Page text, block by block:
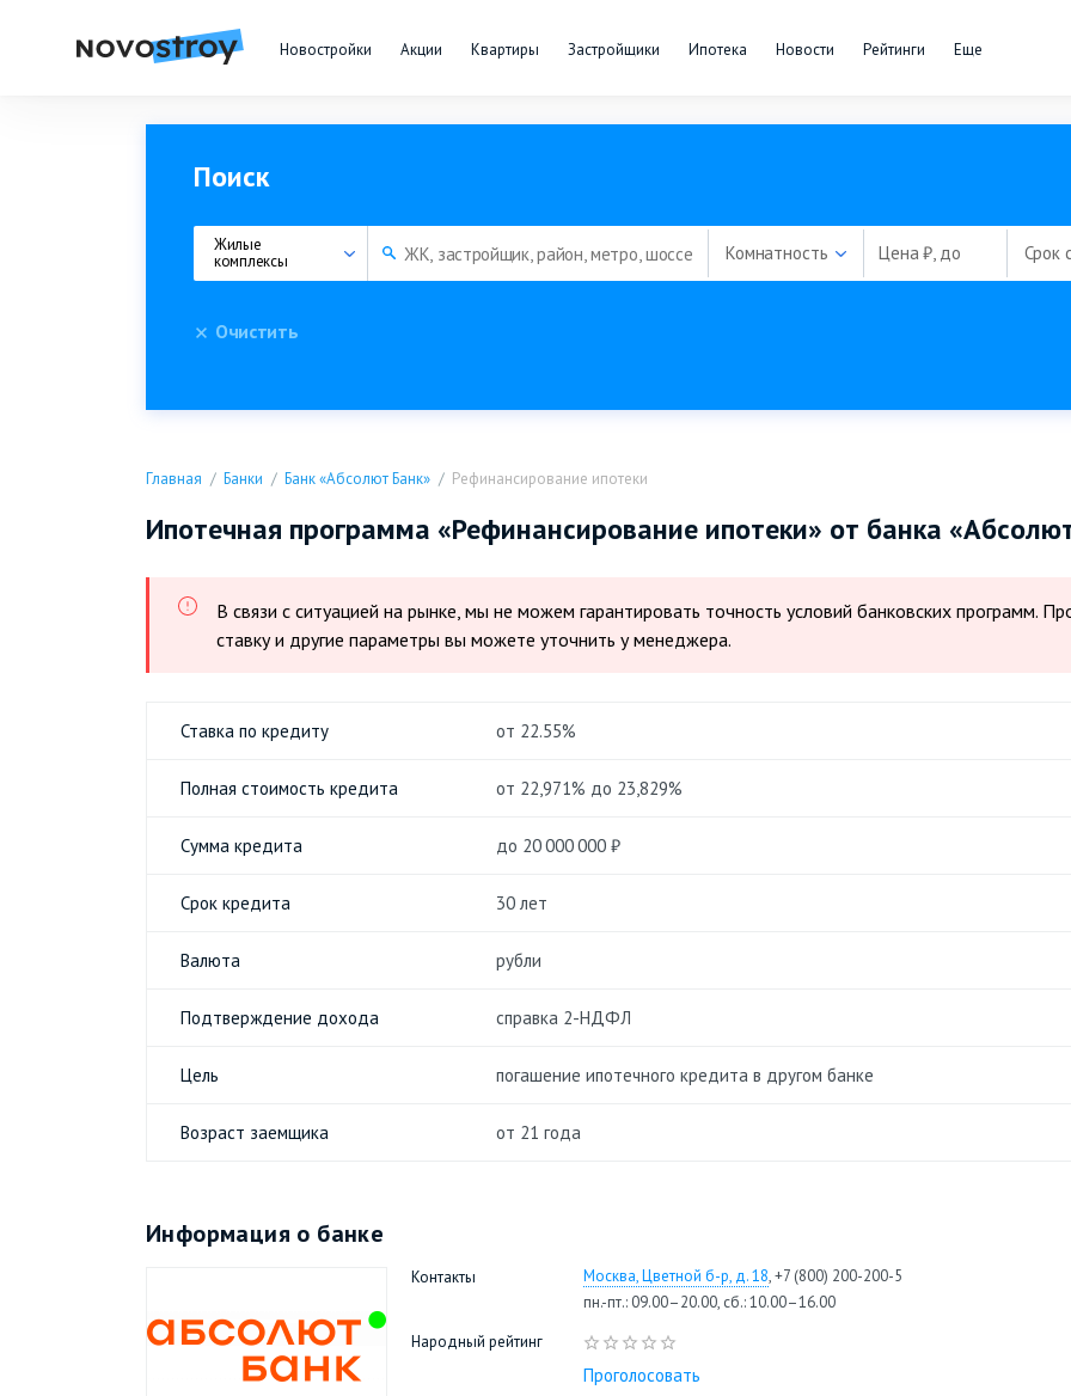
Новостройки Акции Квартиры Застройщики Ипотека Новости Рейтинги Еще
Поиск
Жилые
комплексы
Комнатность Цена ₽, до Срок
Очистить
Главная Банки Банк «Абсолют Банк» Рефинансирование ипотеки
Ипотечная программа «Рефинансирование ипотеки» от банка
В связи с ситуацией на рынке, мы не можем гарантировать точность условий банковских программ.
ставку и другие параметры вы можете уточнить у менеджера.
Ставка по кредиту от 22.55%
Полная стоимость кредита от 22,971% до 23,829%
Сумма кредита до 20 000 000 ₽
Срок кредита 30 лет
Валюта рубли
Подтверждение дохода справка 2-НДФЛ
Цель погашение ипотечного кредита в другом банке
Возраст заемщика от 21 года
Информация о банке
Контакты Москва, Цветной б-р, д. 18, +7 (800) 200-200-5
пн.-пт.: 09.00–20.00, сб.: 10.00–16.00
Народный рейтинг
Проголосовать